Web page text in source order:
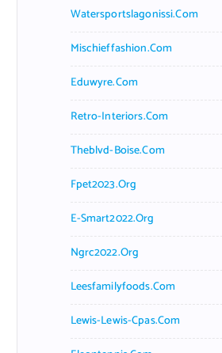
Watersportslagonissi.com
Mischieffashion.com
Eduwyre.com
Retro-Interiors.com
Theblvd-Boise.com
Fpet2023.org
E-Smart2022.org
Ngrc2022.org
Leesfamilyfoods.com
Lewis-Lewis-Cpas.com